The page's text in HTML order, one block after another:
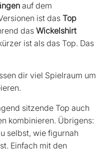
auf dem
ist das Top
das Wickelshirt
ist als das Top. Das
dir viel Spielraum um
sitzende Top auch
kombinieren. Übrigens:
selbst, wie figurnah
Einfach mit den